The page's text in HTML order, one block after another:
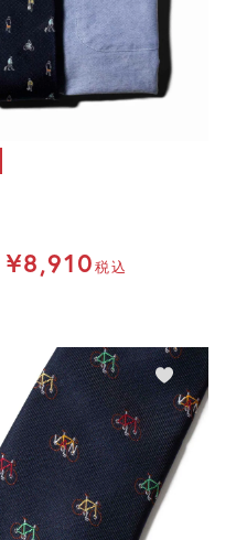
¥8,910税込